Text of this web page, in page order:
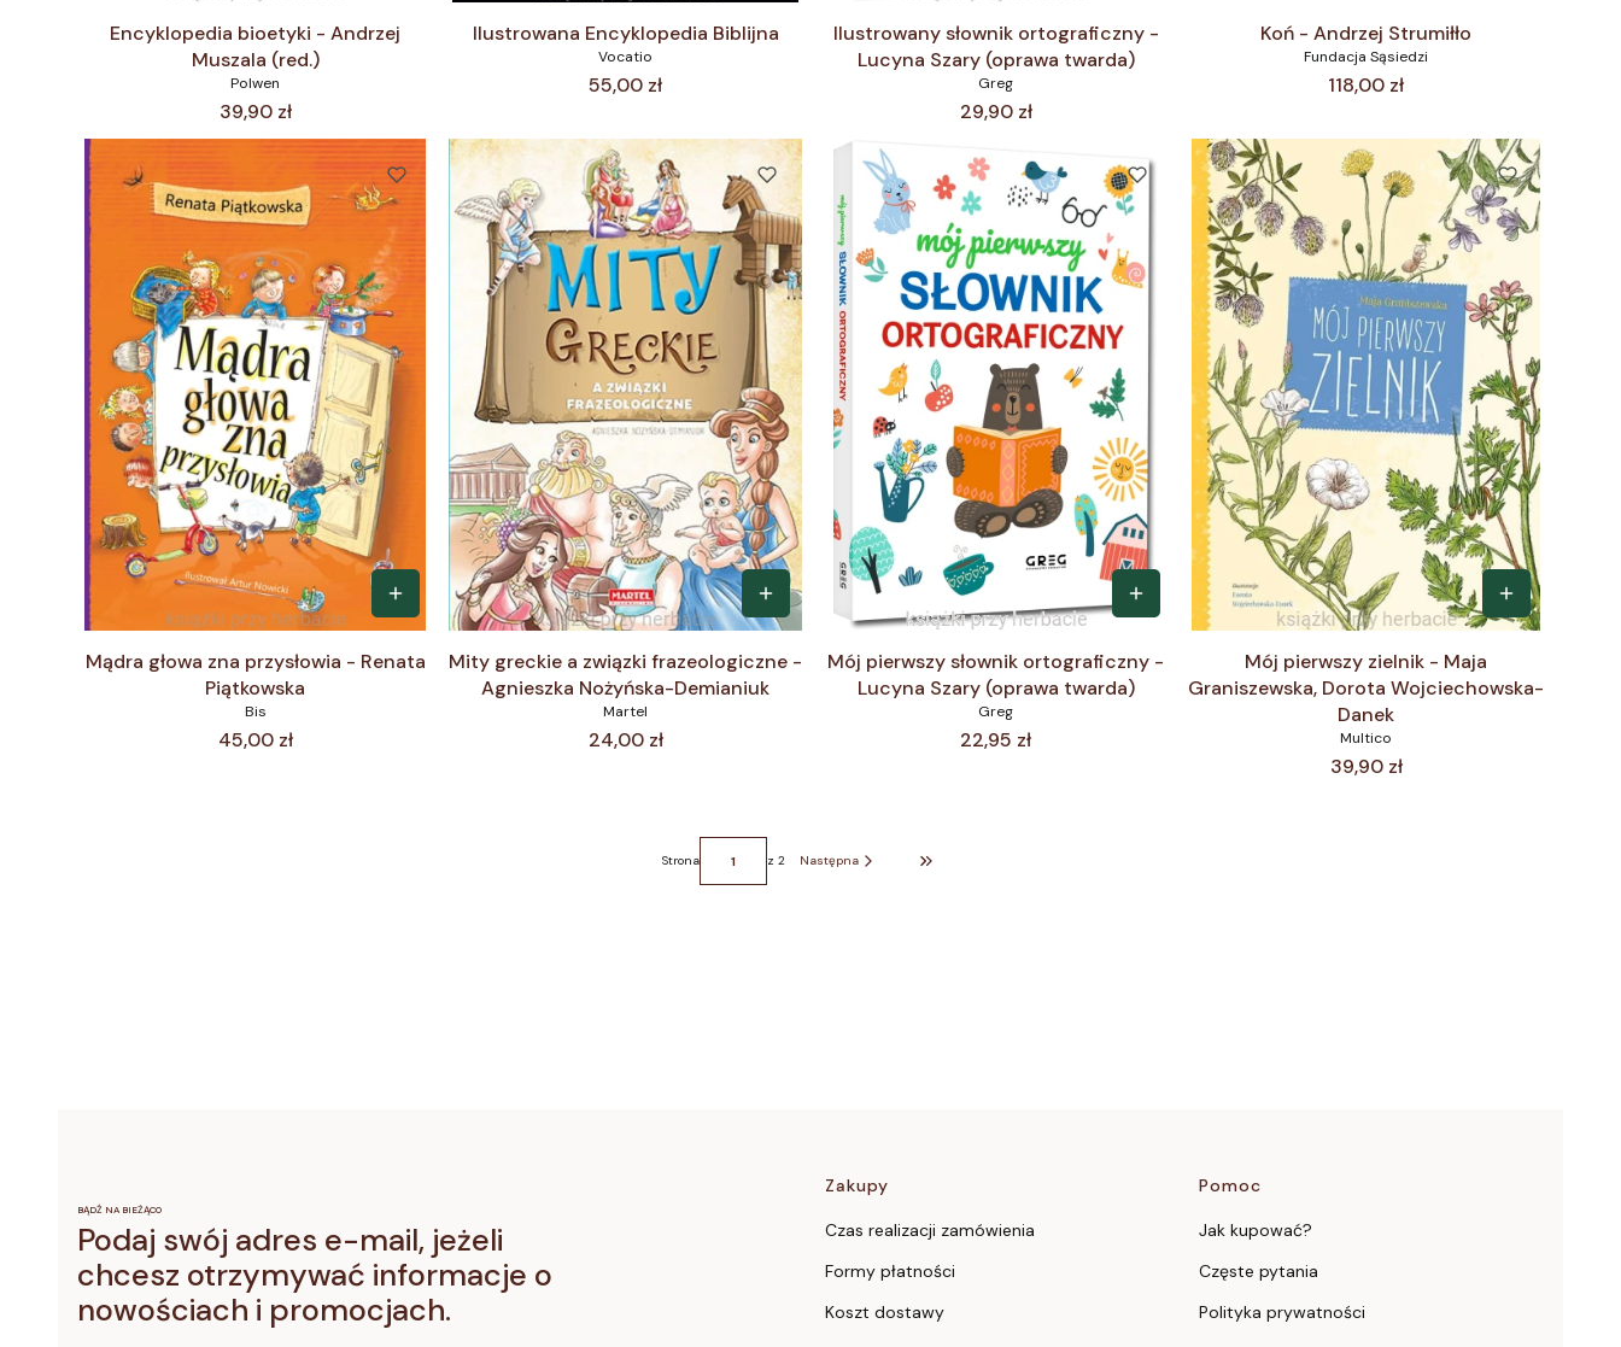
Encyklopedia bioetyki - Andrzej
Muszala (red.)
Polwen
Cena
39,90 zł
Ilustrowana Encyklopedia Biblijna
Vocatio
Cena
55,00 zł
Ilustrowany słownik ortograficzny -
Lucyna Szary (oprawa twarda)
Greg
Cena
29,90 zł
Koń - Andrzej Strumiłło
Fundacja Sąsiedzi
Cena
118,00 zł
Mądra głowa zna przysłowia - Renata
Piątkowska
Bis
Cena
45,00 zł
Mity greckie a związki frazeologiczne -
Agnieszka Nożyńska-Demianiuk
Martel
Cena
24,00 zł
Mój pierwszy słownik ortograficzny -
Lucyna Szary (oprawa twarda)
Greg
Cena
22,95 zł
Mój pierwszy zielnik - Maja
Graniszewska, Dorota Wojciechowska-
Danek
Multico
Cena
39,90 zł
Strona z 2 Następna
Przejdź do ostatniej strony z produktami
BĄDŹ NA BIEŻĄCO
Podaj swój adres e-mail, jeżeli
chcesz otrzymywać informacje o
nowościach i promocjach.
Linki w stopce
Zakupy
Czas realizacji zamówienia
Formy płatności
Koszt dostawy
Pomoc
Jak kupować?
Częste pytania
Polityka prywatności